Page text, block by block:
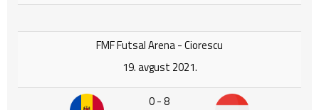
FMF Futsal Arena - Ciorescu
19. avgust 2021.
0 - 8